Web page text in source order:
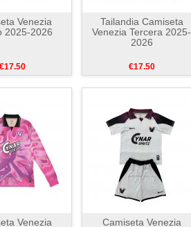
Venezia
2025-2026
€17.50
Tailandia Camiseta
Venezia Tercera 2025-
2026
€17.50
Venezia
Camiseta Venezia